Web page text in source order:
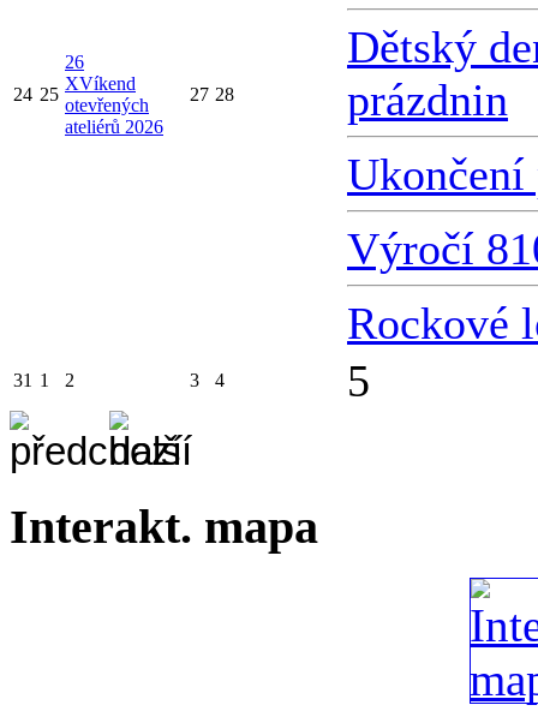
24 25
26
XVíkend
otevřených
ateliérů 2026
27 28
Dětský
prázdnin
Ukončení
Výročí
Rockové
31 1 2 3 4 5
Interakt. mapa